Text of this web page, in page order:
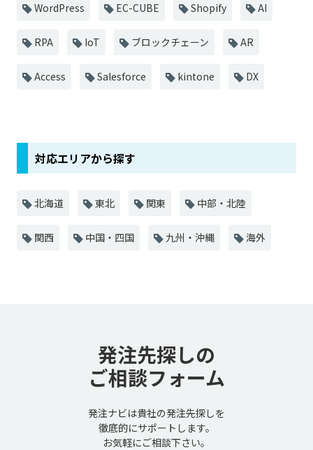
WordPress EC-CUBE Shopify AI
RPA IoT ブロックチェーン AR
Access Salesforce kintone DX
対応エリアから探す
北海道 東北 関東 中部・北陸
関西 中国・四国 九州・沖縄 海外
発注先探しの
ご相談フォーム
発注ナビは貴社の発注先探しを
徹底的にサポートします。
お気軽にご相談下さい。